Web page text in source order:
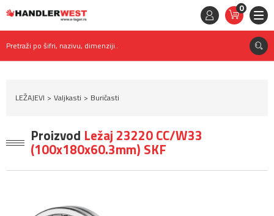
0
STAVKE
0,
RSD
Pretraži po šifri, nazivu, dimenziji..
LEŽAJEVI Valjkasti Buričasti
Proizvod Ležaj 23220 CC/W33
(100x180x60.3mm) SKF